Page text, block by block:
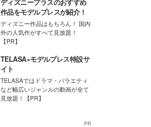
ディズニープラスのおすすめ
作品をモデルプレスが紹介！
ディズニー作品はもちろん！ 国内
外の人気作がすべて見放題！
【PR】
TELASA×モデルプレス特設サ
イト
TELASAではドラマ・バラエティ
など幅広いジャンルの動画が全て
見放題！【PR】
PR